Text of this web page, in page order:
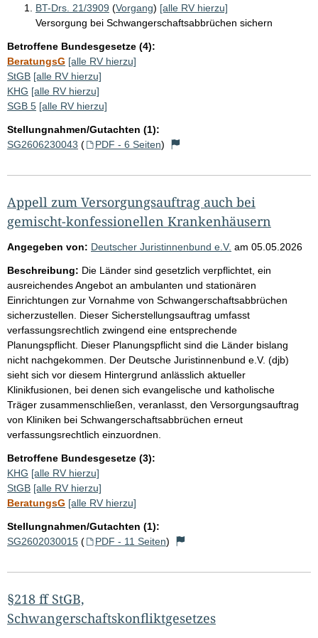
BT-Drs. 21/3909 (Vorgang) [alle RV hierzu]
Versorgung bei Schwangerschaftsabbrüchen sichern
Betroffene Bundesgesetze (4):
BeratungsG [alle RV hierzu]
StGB [alle RV hierzu]
KHG [alle RV hierzu]
SGB 5 [alle RV hierzu]
Stellungnahmen/Gutachten (1):
SG2606230043 ( PDF - 6 Seiten)
Appell zum Versorgungsauftrag auch bei
gemischt-konfessionellen Krankenhäusern
Angegeben von: Deutscher Juristinnenbund e.V. am 05.05.2026
Beschreibung: Die Länder sind gesetzlich verpflichtet, ein
ausreichendes Angebot an ambulanten und stationären
Einrichtungen zur Vornahme von Schwangerschaftsabbrüchen
sicherzustellen. Dieser Sicherstellungsauftrag umfasst
verfassungsrechtlich zwingend eine entsprechende
Planungspflicht. Dieser Planungspflicht sind die Länder bislang
nicht nachgekommen. Der Deutsche Juristinnenbund e.V. (djb)
sieht sich vor diesem Hintergrund anlässlich aktueller
Klinikfusionen, bei denen sich evangelische und katholische
Träger zusammenschließen, veranlasst, den Versorgungsauftrag
von Kliniken bei Schwangerschaftsabbrüchen erneut
verfassungsrechtlich einzuordnen.
Betroffene Bundesgesetze (3):
KHG [alle RV hierzu]
StGB [alle RV hierzu]
BeratungsG [alle RV hierzu]
Stellungnahmen/Gutachten (1):
SG2602030015 ( PDF - 11 Seiten)
§218 ff StGB,
Schwangerschaftskonfliktgesetzes